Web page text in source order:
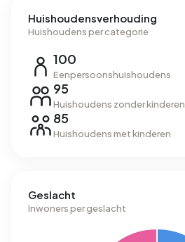
Huishoudensverhouding
Huishoudens per categorie
100
Eenpersoonshuishoudens
95
Huishoudens zonder kinderen
85
Huishoudens met kinderen
Geslacht
Inwoners per geslacht